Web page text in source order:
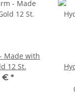
Made with
12 St.
€ *